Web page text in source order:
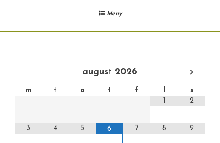
Meny
august 2026
m t o t f
s
1
2
3 4 5 6 7 8 9